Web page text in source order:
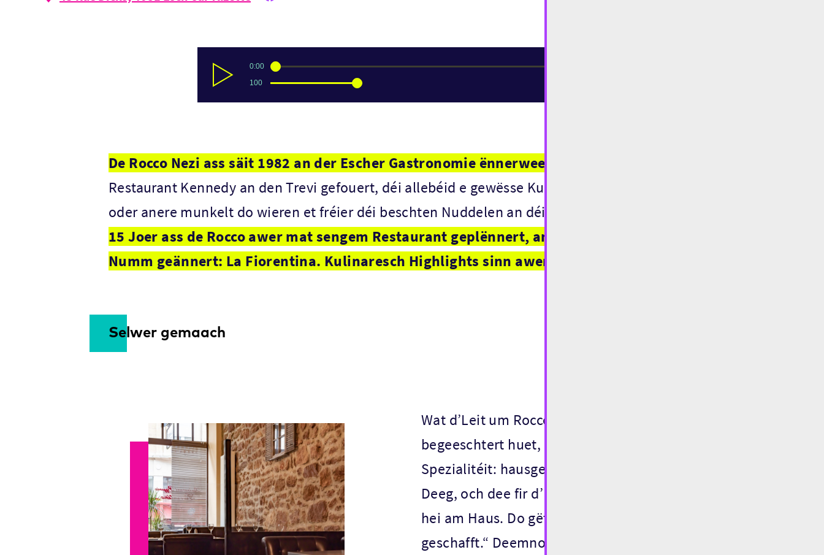
De Rocco Nezi ass säit 1982 an der Escher Gastronomie ënnerwee.
Restaurant Kennedy an den Trevi gefouert, déi allebéid e gewësse Kultstatus haten. Deen een
oder anere munkelt do wieren et fréier déi beschten Nuddelen an déi beschte Pizza ginn.
15 Joer ass de Rocco awer mat sengem Restaurant geplënnert, an huet och deem säin
Numm geännert: La Fiorentina. Kulinaresch Highlights sinn awer och hei um Start.
Selwer gemaach
Wat d’Leit um Rocco senger Kiche scho fréier
begeeschtert huet, ass och haut nach seng
Spezialitéit: hausgemaachten Deegwueren. „All
Deeg, och dee fir d’Pizza, maachen ech selwer
hei am Haus. Do gëtt net mat fäerdege Produite
geschafft.“ Deemno charakteriséiren dem Rocco